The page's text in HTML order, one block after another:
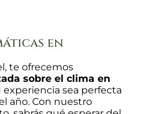
en
te ofrecemos
sobre el clima en
experiencia sea perfecta
año. Con nuestro